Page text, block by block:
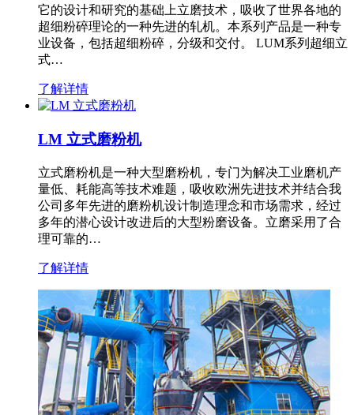
它的设计和研究的基础上立磨技术，吸收了世界各地的
超细粉碎理论的一种先进的轧机。本系列产品是一种专
业设备，包括超细粉碎，分级和交付。 LUM系列超细立
式…
了解详情
LM 立式磨粉机
立式磨粉机是一种大型磨粉机，专门为解决工业磨机产
量低、耗能高等技术难题，吸收欧洲先进技术并结合我
公司多年先进的磨粉机设计制造理念和市场需求，经过
多年的潜心设计改进后的大型粉磨设备。立磨采用了合
理可靠的…
了解详情